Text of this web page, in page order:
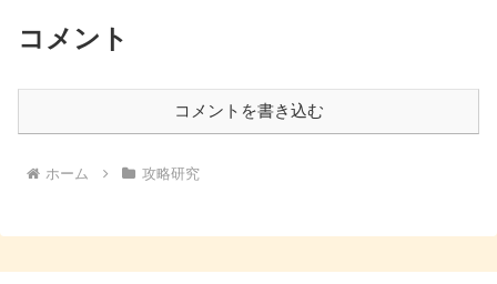
コメント
コメントを書き込む
ホーム 攻略研究